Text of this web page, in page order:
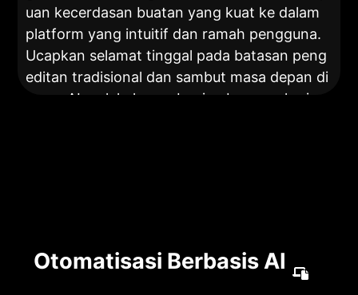
uan kecerdasan buatan yang kuat ke dalam
platform yang intuitif dan ramah pengguna.
Ucapkan selamat tinggal pada batasan peng
editan tradisional dan sambut masa depan di
mana AI melakukan sebagian besar pekerjaa
Otomatisasi Berbasis AI